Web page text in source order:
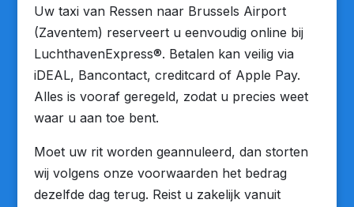
Uw taxi van Ressen naar Brussels Airport
(Zaventem) reserveert u eenvoudig online bij
LuchthavenExpress®. Betalen kan veilig via
iDEAL, Bancontact, creditcard of Apple Pay.
Alles is vooraf geregeld, zodat u precies weet
waar u aan toe bent.
Moet uw rit worden geannuleerd, dan storten
wij volgens onze voorwaarden het bedrag
dezelfde dag terug. Reist u zakelijk vanuit